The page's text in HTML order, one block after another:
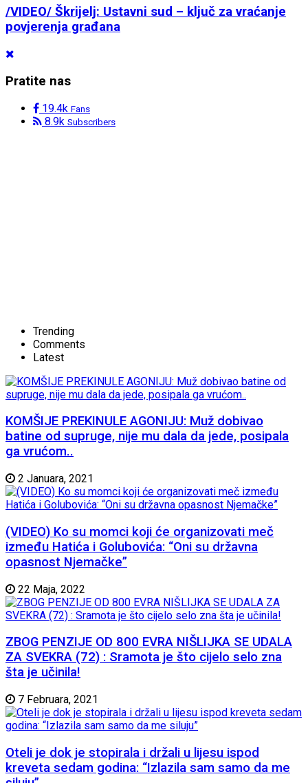
/VIDEO/ Škrijelj: Ustavni sud – ključ za vraćanje
povjerenja građana
Pratite nas
19.4k Fans
8.9k Subscribers
Trending
Comments
Latest
KOMŠIJE PREKINULE AGONIJU: Muž dobivao
batine od supruge, nije mu dala da jede, posipala
ga vrućom..
2 Januara, 2021
(VIDEO) Ko su momci koji će organizovati meč
između Hatića i Golubovića: “Oni su državna
opasnost Njemačke”
22 Maja, 2022
ZBOG PENZIJE OD 800 EVRA NIŠLIJKA SE UDALA
ZA SVEKRA (72) : Sramota je što cijelo selo zna
šta je učinila!
7 Februara, 2021
Oteli je dok je stopirala i držali u lijesu ispod
kreveta sedam godina: “Izlazila sam samo da me